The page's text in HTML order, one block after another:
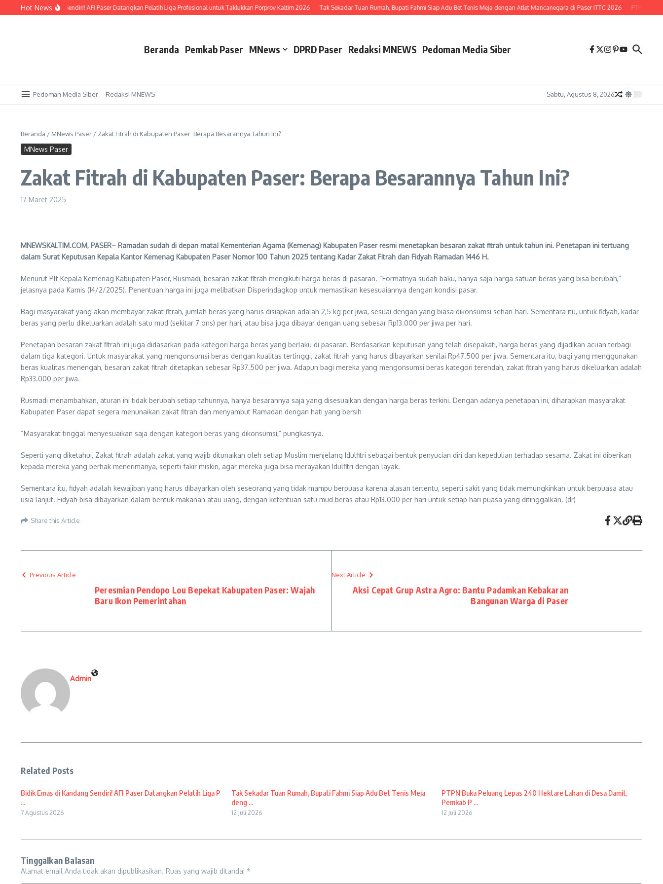
Lewati ke konten
Hot News
Emas di Kandang Sendiri! AFI Paser Datangkan Pelatih Liga Profesional untuk Taklukkan Porprov Kaltim 2026 Tak Sekadar Tuan Rumah, Bupati Fahmi Siap Adu Bet Tenis Meja dengan Atlet Mancanegara di Paser ITTC 2026 PTPN Buka
Beranda Pemkab Paser MNews DPRD Paser Redaksi MNEWS Pedoman Media Siber
Pedoman Media Siber Redaksi MNEWS Sabtu, Agustus 8, 2026
Beranda / MNews Paser / Zakat Fitrah di Kabupaten Paser: Berapa Besarannya Tahun Ini?
MNews Paser
Zakat Fitrah di Kabupaten Paser: Berapa Besarannya Tahun Ini?
17 Maret 2025
MNEWSKALTIM.COM, PASER– Ramadan sudah di depan mata! Kementerian Agama (Kemenag) Kabupaten Paser resmi menetapkan besaran zakat fitrah untuk tahun ini. Penetapan ini tertuang
dalam Surat Keputusan Kepala Kantor Kemenag Kabupaten Paser Nomor 100 Tahun 2025 tentang Kadar Zakat Fitrah dan Fidyah Ramadan 1446 H.
Menurut Plt Kepala Kemenag Kabupaten Paser, Rusmadi, besaran zakat fitrah mengikuti harga beras di pasaran. “Formatnya sudah baku, hanya saja harga satuan beras yang bisa berubah,”
jelasnya pada Kamis (14/2/2025). Penentuan harga ini juga melibatkan Disperindagkop untuk memastikan kesesuaiannya dengan kondisi pasar.
Bagi masyarakat yang akan membayar zakat fitrah, jumlah beras yang harus disiapkan adalah 2,5 kg per jiwa, sesuai dengan yang biasa dikonsumsi sehari-hari. Sementara itu, untuk fidyah, kadar
beras yang perlu dikeluarkan adalah satu mud (sekitar 7 ons) per hari, atau bisa juga dibayar dengan uang sebesar Rp13.000 per jiwa per hari.
Penetapan besaran zakat fitrah ini juga didasarkan pada kategori harga beras yang berlaku di pasaran. Berdasarkan keputusan yang telah disepakati, harga beras yang dijadikan acuan terbagi
dalam tiga kategori. Untuk masyarakat yang mengonsumsi beras dengan kualitas tertinggi, zakat fitrah yang harus dibayarkan senilai Rp47.500 per jiwa. Sementara itu, bagi yang menggunakan
beras kualitas menengah, besaran zakat fitrah ditetapkan sebesar Rp37.500 per jiwa. Adapun bagi mereka yang mengonsumsi beras kategori terendah, zakat fitrah yang harus dikeluarkan adalah
Rp33.000 per jiwa.
Rusmadi menambahkan, aturan ini tidak berubah setiap tahunnya, hanya besarannya saja yang disesuaikan dengan harga beras terkini. Dengan adanya penetapan ini, diharapkan masyarakat
Kabupaten Paser dapat segera menunaikan zakat fitrah dan menyambut Ramadan dengan hati yang bersih
“Masyarakat tinggal menyesuaikan saja dengan kategori beras yang dikonsumsi,” pungkasnya.
Seperti yang diketahui, Zakat fitrah adalah zakat yang wajib ditunaikan oleh setiap Muslim menjelang Idulfitri sebagai bentuk penyucian diri dan kepedulian terhadap sesama. Zakat ini diberikan
kepada mereka yang berhak menerimanya, seperti fakir miskin, agar mereka juga bisa merayakan Idulfitri dengan layak.
Sementara itu, fidyah adalah kewajiban yang harus dibayarkan oleh seseorang yang tidak mampu berpuasa karena alasan tertentu, seperti sakit yang tidak memungkinkan untuk berpuasa atau
usia lanjut. Fidyah bisa dibayarkan dalam bentuk makanan atau uang, dengan ketentuan satu mud beras atau Rp13.000 per hari untuk setiap hari puasa yang ditinggalkan. (dr)
Share this Article
Previous Article
Peresmian Pendopo Lou Bepekat Kabupaten Paser: Wajah
Baru Ikon Pemerintahan
Next Article
Aksi Cepat Grup Astra Agro: Bantu Padamkan Kebakaran
Bangunan Warga di Paser
Admin
Related Posts
Bidik Emas di Kandang Sendiri! AFI Paser Datangkan Pelatih Liga P
...
7 Agustus 2026
Tak Sekadar Tuan Rumah, Bupati Fahmi Siap Adu Bet Tenis Meja
deng ...
12 Juli 2026
PTPN Buka Peluang Lepas 240 Hektare Lahan di Desa Damit,
Pemkab P ...
12 Juli 2026
Tinggalkan Balasan
Alamat email Anda tidak akan dipublikasikan. Ruas yang wajib ditandai *